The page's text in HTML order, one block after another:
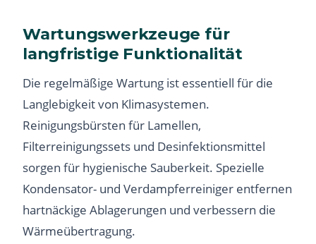
Wartungswerkzeuge für
langfristige Funktionalität
Die regelmäßige Wartung ist essentiell für die
Langlebigkeit von Klimasystemen.
Reinigungsbürsten für Lamellen,
Filterreinigungssets und Desinfektionsmittel
sorgen für hygienische Sauberkeit. Spezielle
Kondensator- und Verdampferreiniger entfernen
hartnäckige Ablagerungen und verbessern die
Wärmeübertragung.